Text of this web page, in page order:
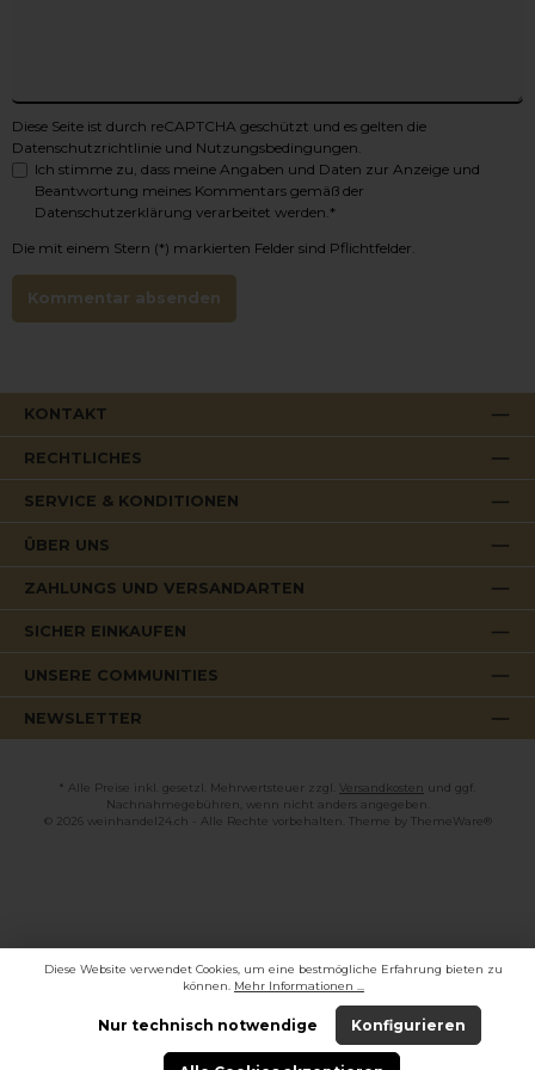
Diese Seite ist durch reCAPTCHA geschützt und es gelten die
Datenschutzrichtlinie und Nutzungsbedingungen.
Ich stimme zu, dass meine Angaben und Daten zur Anzeige und
Beantwortung meines Kommentars gemäß der
Datenschutzerklärung verarbeitet werden.*
Die mit einem Stern (*) markierten Felder sind Pflichtfelder.
Kommentar absenden
KONTAKT
RECHTLICHES
SERVICE & KONDITIONEN
ÜBER UNS
ZAHLUNGS UND VERSANDARTEN
SICHER EINKAUFEN
UNSERE COMMUNITIES
NEWSLETTER
* Alle Preise inkl. gesetzl. Mehrwertsteuer zzgl. Versandkosten und ggf.
Nachnahmegebühren, wenn nicht anders angegeben.
© 2026 weinhandel24.ch - Alle Rechte vorbehalten. Theme by
ThemeWare®
Diese Website verwendet Cookies, um eine bestmögliche Erfahrung bieten zu
können. Mehr Informationen ...
Nur technisch notwendige Konfigurieren